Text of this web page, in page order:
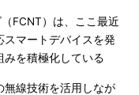
FCNT）は、ここ最近
スマートデバイスを発
みを積極化している
無線技術を活用しなが